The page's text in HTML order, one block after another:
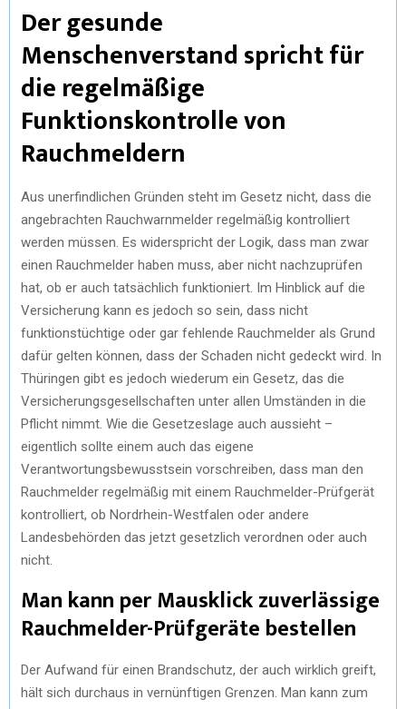
Der gesunde
Menschenverstand spricht für
die regelmäßige
Funktionskontrolle von
Rauchmeldern
Aus unerfindlichen Gründen steht im Gesetz nicht, dass die
angebrachten Rauchwarnmelder regelmäßig kontrolliert
werden müssen. Es widerspricht der Logik, dass man zwar
einen Rauchmelder haben muss, aber nicht nachzuprüfen
hat, ob er auch tatsächlich funktioniert. Im Hinblick auf die
Versicherung kann es jedoch so sein, dass nicht
funktionstüchtige oder gar fehlende Rauchmelder als Grund
dafür gelten können, dass der Schaden nicht gedeckt wird. In
Thüringen gibt es jedoch wiederum ein Gesetz, das die
Versicherungsgesellschaften unter allen Umständen in die
Pflicht nimmt. Wie die Gesetzeslage auch aussieht –
eigentlich sollte einem auch das eigene
Verantwortungsbewusstsein vorschreiben, dass man den
Rauchmelder regelmäßig mit einem Rauchmelder-Prüfgerät
kontrolliert, ob Nordrhein-Westfalen oder andere
Landesbehörden das jetzt gesetzlich verordnen oder auch
nicht.
Man kann per Mausklick zuverlässige
Rauchmelder-Prüfgeräte bestellen
Der Aufwand für einen Brandschutz, der auch wirklich greift,
hält sich durchaus in vernünftigen Grenzen. Man kann zum